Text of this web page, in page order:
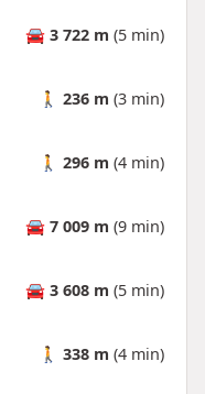
🚘 3 722 m (5 min)
🚶 236 m (3 min)
🚶 296 m (4 min)
🚘 7 009 m (9 min)
🚘 3 608 m (5 min)
🚶 338 m (4 min)